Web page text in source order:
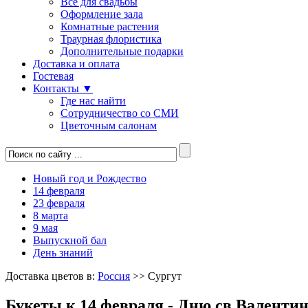
Оформление зала
Комнатные растения
Траурная флористика
Дополнительные подарки
Доставка и оплата
Гостевая
Контакты ▼
Где нас найти
Сотрудничество со СМИ
Цветочным салонам
Новый год и Рождество
14 февраля
23 февраля
8 марта
9 мая
Выпускной бал
День знаний
Доставка цветов в: Россия >> Сургут